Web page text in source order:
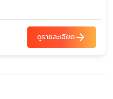
ดูรายละเอียดarrow_forward